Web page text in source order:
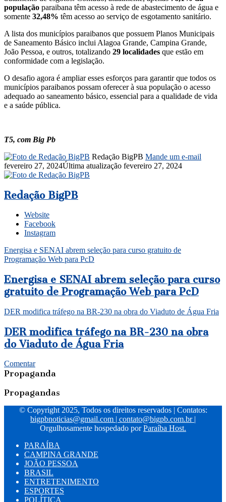
população paraibana têm acesso à rede de abastecimento de água e
somente 32,48% têm acesso ao serviço de esgotamento sanitário.
A lista dos municípios paraibanos que possuem Planos Municipais
de Saneamento Básico inclui Alagoa Grande, Campina Grande,
João Pessoa, e outros, totalizando 29 localidades que estão em
conformidade com a legislação.
O desafio agora é ampliar esses esforços para garantir que todos os
municípios paraibanos possam oferecer à sua população o acesso
adequado ao saneamento básico, essencial para a qualidade de vida
e a saúde pública.
T5, com Big Pb
Redação BigPB Mande um e-mail
fevereiro 27, 2024Última atualização fevereiro 27, 2024
Redação BigPB
Website
Facebook
Instagram
Energisa e SENAI abrem seleção para curso gratuito de
Programação Web para PcD
Energisa e SENAI abrem seleção para curso
gratuito de Programação Web para PcD
DER modifica tráfego na BR-230 na obra do Viaduto de Água Fria
DER modifica tráfego na BR-230 na obra
do Viaduto de Água Fria
Comentar
Propaganda
Propagandas
© Copyright 2025, Todos os direitos reservados | Contatos:
bigpbnoticias@gmail.com | contato@bigpb.com.br |
Orgulhosamente hospedado porParaíba Host.
PARAÍBA
CAMPINA GRANDE
JOÃO PESSOA
BRASIL
ENTRETENIMENTO
ESPORTES
POLÍTICA